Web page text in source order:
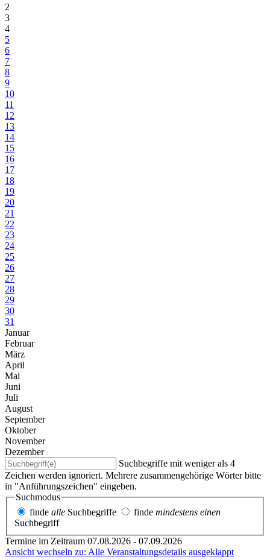
2
3
4
5
6
7
8
9
10
11
12
13
14
15
16
17
18
19
20
21
22
23
24
25
26
27
28
29
30
31
Januar
Februar
März
April
Mai
Juni
Juli
August
September
Oktober
November
Dezember
Suchbegriffe mit weniger als 4
Zeichen werden ignoriert. Mehrere zusammengehörige Wörter bitte
in "Anführungszeichen" eingeben.
Suchmodus
finde alle Suchbegriffe finde mindestens einen
Suchbegriff
Termine im Zeitraum 07.08.2026 - 07.09.2026
Ansicht wechseln zu: Alle Veranstaltungsdetails ausgeklappt